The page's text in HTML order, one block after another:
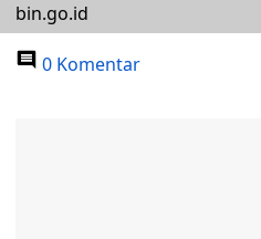
bin.go.id
0 Komentar